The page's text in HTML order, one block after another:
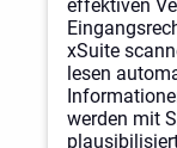
effektiven
xSuite
lesen
werden mit